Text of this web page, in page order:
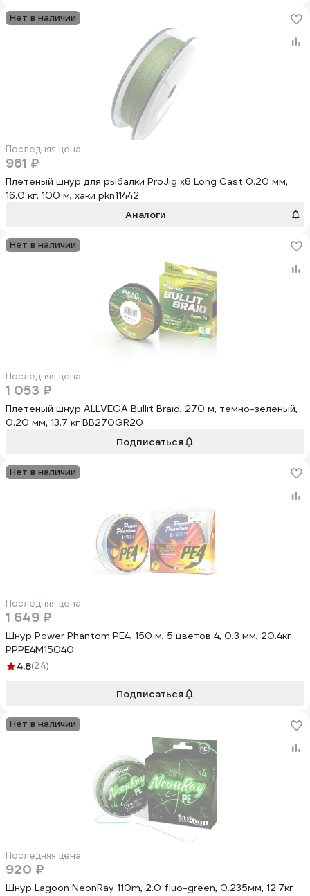
Нет в наличии
Последняя цена
961 ₽
Плетеный шнур для рыбалки ProJig x8 Long Cast 0.20 мм,
16.0 кг, 100 м, хаки pkn11442
Аналоги
Нет в наличии
Последняя цена
1 053 ₽
Плетеный шнур ALLVEGA Bullit Braid, 270 м, темно-зеленый,
0.20 мм, 13.7 кг BB270GR20
Подписаться
Нет в наличии
Последняя цена
1 649 ₽
Шнур Power Phantom PE4, 150 м, 5 цветов 4, 0.3 мм, 20.4кг
PPPE4M15040
4.8(24)
Подписаться
Нет в наличии
Последняя цена
920 ₽
Шнур Lagoon NeonRay 110m, 2.0 fluo-green, 0.235мм, 12.7кг